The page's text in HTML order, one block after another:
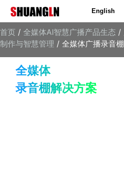
English
首页 / 全媒体AI智慧广播产品生态 /
制作与智慧管理 / 全媒体广播录音棚
全媒体
录音棚解决方案